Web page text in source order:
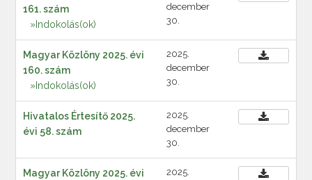
161. szám
»Indokolás(ok)
december
30.
Magyar Közlöny 2025. évi
160. szám
»Indokolás(ok)
2025.
december
30.
Hivatalos Értesítő 2025.
évi 58. szám
2025.
december
30.
Magyar Közlöny 2025. évi
2025.